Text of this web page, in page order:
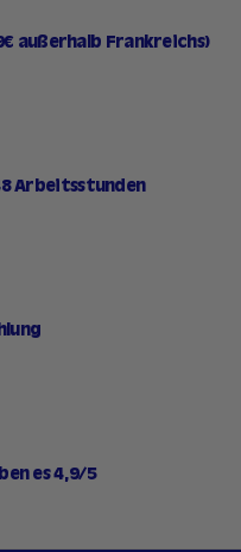
außerhalb Frankreichs)
Arbeitsstunden
es 4,9/5